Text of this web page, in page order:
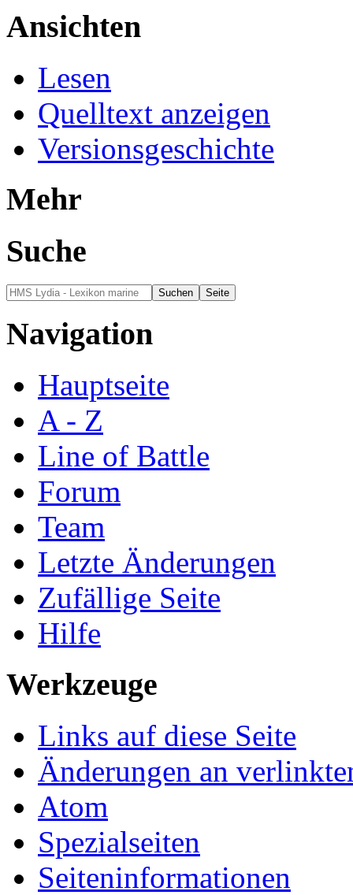
Ansichten
Lesen
Quelltext anzeigen
Versionsgeschichte
Mehr
Suche
Navigation
Hauptseite
A - Z
Line of Battle
Forum
Team
Letzte Änderungen
Zufällige Seite
Hilfe
Werkzeuge
Links auf diese Seite
Änderungen an
Atom
Spezialseiten
Seiten­informationen